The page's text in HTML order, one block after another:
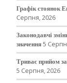
Графік стоянок
Серпня, 2026
Законодавчі
значення5
Триває прийом
5 Серпня, 2026